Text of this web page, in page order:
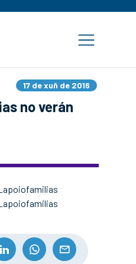
17 de xuñ de 2016
no verán